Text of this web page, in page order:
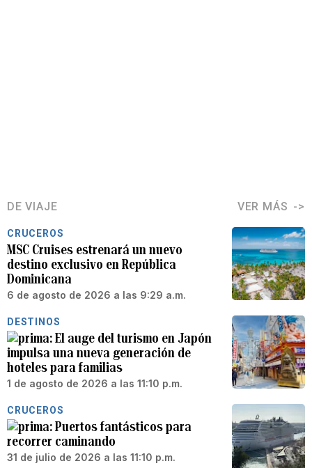
DE VIAJE VER MÁS
CRUCEROS
MSC Cruises estrenará un nuevo
destino exclusivo en República
Dominicana
6 de agosto de 2026 a las 9:29 a.m.
DESTINOS
El auge del turismo en Japón
impulsa una nueva generación de
hoteles para familias
1 de agosto de 2026 a las 11:10 p.m.
CRUCEROS
Puertos fantásticos para
recorrer caminando
31 de julio de 2026 a las 11:10 p.m.